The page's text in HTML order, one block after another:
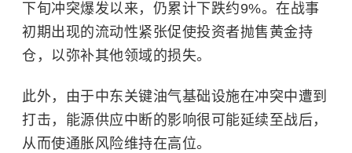
下旬冲突爆发以来，仍累计下跌约9%。在战事
初期出现的流动性紧张促使投资者抛售黄金持
仓，以弥补其他领域的损失。
此外，由于中东关键油气基础设施在冲突中遭到
打击，能源供应中断的影响很可能延续至战后，
从而使通胀风险维持在高位。